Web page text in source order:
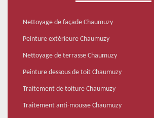
Nettoyage de façade Chaumuzy
Peinture extérieure Chaumuzy
Nettoyage de terrasse Chaumuzy
Peinture dessous de toit Chaumuzy
Traitement de toiture Chaumuzy
Traitement anti-mousse Chaumuzy